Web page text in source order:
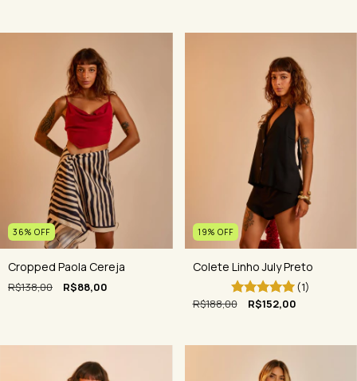
36% OFF
Cropped Paola Cereja
R$138,00 R$88,00
19% OFF
Colete Linho July Preto
(1)
R$188,00
R$152,00